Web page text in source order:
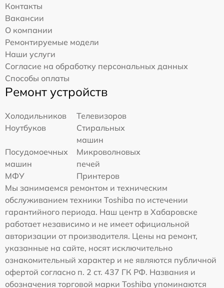
Контакты
Вакансии
О компании
Ремонтируемые модели
Наши услуги
Согласие на обработку персональных данных
Способы оплаты
Ремонт устройств
Холодильников
Телевизоров
Ноутбуков
Стиральных
машин
Посудомоечных
машин
Микроволновых
печей
МФУ
Принтеров
Мы занимаемся ремонтом и техническим
обслуживанием техники Toshiba по истечении
гарантийного периода. Наш центр в Хабаровске
работает независимо и не имеет официальной
авторизации от производителя. Цены на ремонт,
указанные на сайте, носят исключительно
ознакомительный характер и не являются публичной
офертой согласно п. 2 ст. 437 ГК РФ. Названия и
обозначения торговой марки Toshiba упоминаются